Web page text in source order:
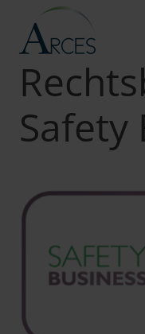
Skip to Main Content
Arces Producten
Safety